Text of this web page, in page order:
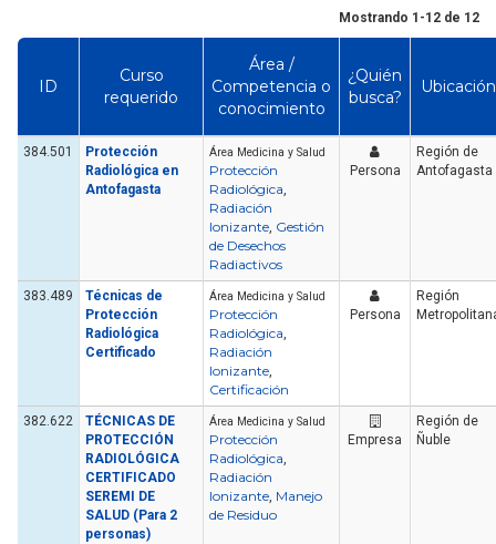
Mostrando 1-12 de 12
ID
Curso
requerido
Área /
Competencia o
conocimiento
¿Quién
busca?
Ubicación
384.501
Protección
Radiológica en
Antofagasta
Área Medicina y Salud
Protección
Radiológica,
Radiación
Ionizante, Gestión
de Desechos
Radiactivos
Persona
Región de
Antofagasta
383.489
Técnicas de
Protección
Radiológica
Certificado
Área Medicina y Salud
Protección
Radiológica,
Radiación
Ionizante,
Certificación
Persona
Región
382.622
TÉCNICAS DE
PROTECCIÓN
RADIOLÓGICA
CERTIFICADO
SEREMI DE
SALUD (Para 2
personas)
Área Medicina y Salud
Protección
Radiológica,
Radiación
Ionizante, Manejo
de Residuo
Empresa
Región de
Ñuble